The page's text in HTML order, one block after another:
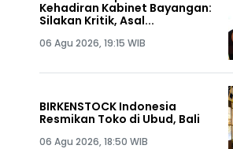
Kehadiran Kabinet Bayangan:
Silakan Kritik, Asal...
06 Agu 2026, 19:15 WIB
BIRKENSTOCK Indonesia
Resmikan Toko di Ubud, Bali
06 Agu 2026, 18:50 WIB